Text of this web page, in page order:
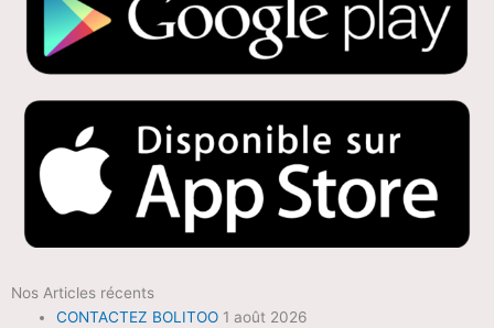
Nos Articles récents
CONTACTEZ BOLITOO 1 août 2026